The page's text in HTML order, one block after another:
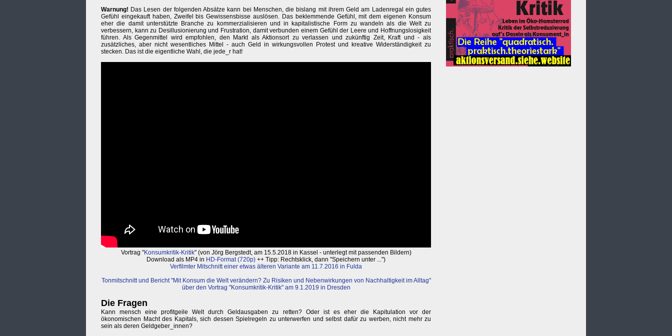
Warnung! Das Lesen der folgenden Absätze kann bei Menschen, die bislang mit ihrem Geld am Ladenregal ein gutes
Gefühl eingekauft haben, Zweifel bis Gewissensbisse auslösen. Das beklemmende Gefühl, mit dem eigenen Konsum
eher die damit unterstützte Branche zu kommerzialisieren und in kapitalistische Form zu wandeln als die Welt zu
verbessern, kann zu Desillusionierung und Frustration, damit verbunden einem Gefühl der Leere und Hoffnungslosigkeit
führen. Als Gegenmittel wird empfohlen, den Markt als Aktionsort zu verlassen und zukünftig Zeit, Kraft und - als
zusätzliches, aber nicht wesentliches Mittel - auch Geld in wirkungsvollen Protest und kreative Widerständigkeit zu
stecken. Das ist die eigentliche Wahl, die jede_r hat!
Vortrag "Konsumkritik-Kritik" (von Jörg Bergstedt, am 15.5.2018 in Kassel - unterlegt mit passenden Bildern)
Download als MP4 in HD-Format (720p) ++ Tipp: Rechtsklick, dann "Speichern unter ...")
Verfilmter Mitschnitt einer etwas älteren Variante am 11.7.2016 in Fulda
Tonmitschnitt und Bericht "Mit Konsum die Welt verändern? Zu Risiken und Nebenwirkungen von Nachhaltigkeit im Alltag"
über den Vortrag "Konsumkritik-Kritik" am 9.1.2019 in Dresden
Die Fragen
Kann mensch eine profitgeile Welt durch Geldausgaben zu retten? Oder ist es eher die Kapitulation vor der
ökonomischen Macht des Kapitals, sich dessen Spielregeln zu unterwerfen und selbst dafür zu werben, nicht mehr zu
sein als deren Geldgeber_innen?